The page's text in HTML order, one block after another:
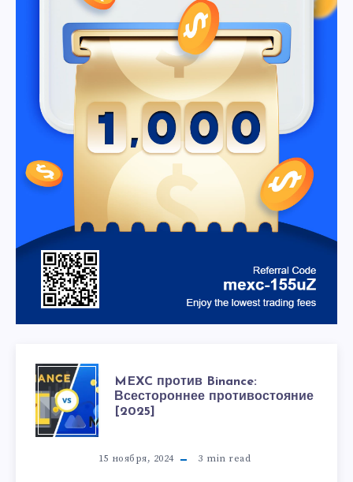
MEXC против Binance:
Всестороннее противостояние
[2025]
15 ноября, 2024 3 min read